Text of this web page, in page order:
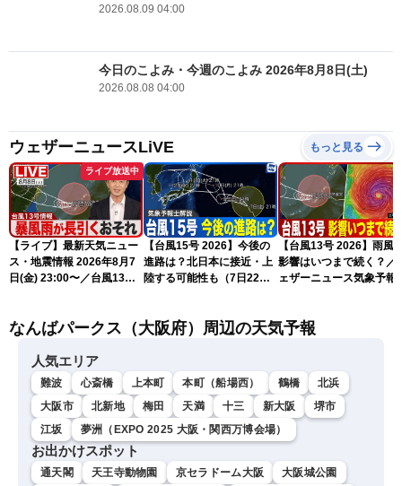
2026.08.09 04:00
今日のこよみ・今週のこよみ 2026年8月8日(土)
2026.08.08 04:00
ウェザーニュースLiVE もっと見る
ライブ放送中
【ライブ】最新天気ニュー
ス・地震情報 2026年8月7
日(金) 23:00〜／台風13号
【台風15号 2026】今後の
進路は？北日本に接近・上
陸する可能性も（7日22時
【台風13号 2026】雨風
影響はいつまで続く？／
ェザーニュース気象予報
なんばパークス（大阪府）周辺の天気予報
人気エリア
難波 心斎橋 上本町 本町（船場西） 鶴橋
北浜
大阪市
北新地 梅田 天満 十三 新大阪
堺市
江坂
夢洲（EXPO 2025 大阪・関西万博会場）
お出かけスポット
通天閣 天王寺動物園 京セラドーム大阪
大阪城公園